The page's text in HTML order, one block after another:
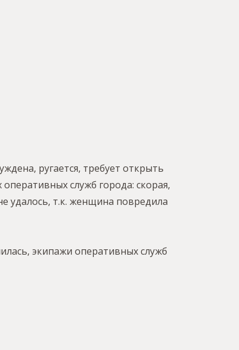
ругается, требует открыть
служб города: скорая,
удалось, т.к. женщина повредила
экипажи оперативных служб